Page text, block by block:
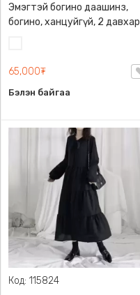
Эмэгтэй богино даашинз,
богино, ханцуйгүй, 2 давхар
эмжээртэй, S M L.
65,000₮
Бэлэн байгаа
Код: 115824